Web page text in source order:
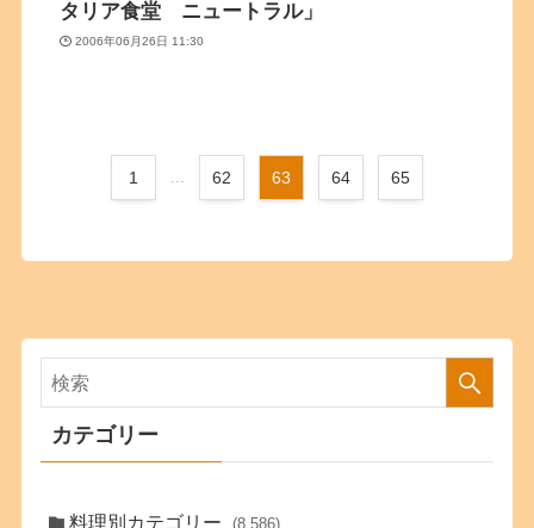
タリア食堂 ニュートラル」
2006年06月26日 11:30
1 62 63 64 65
カテゴリー
料理別カテゴリー (8,586)